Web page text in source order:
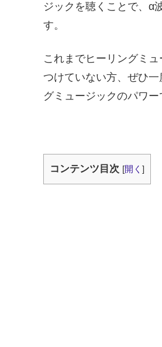
ジックを聴くことで、α
す。
これまでヒーリングミ
つけていない方、ぜひ
グミュージックのパワ
コンテンツ目次 [開く ]